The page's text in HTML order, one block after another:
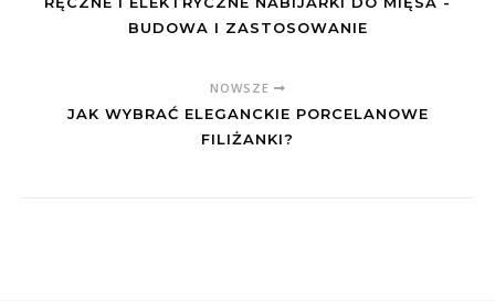
BUDOWA I ZASTOSOWANIE
NOWSZE
JAK WYBRAĆ ELEGANCKIE PORCELANOWE
FILIŻANKI?